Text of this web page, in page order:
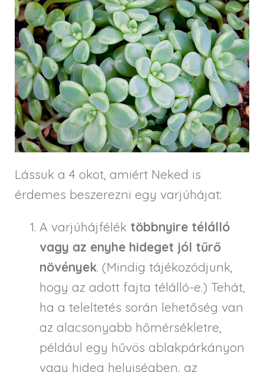
Lássuk a 4 okot, amiért Neked is
érdemes beszerezni egy varjúhájat:
A varjúhájfélék többnyire télálló
vagy az enyhe hideget jól tűrő
növények. (Mindig tájékozódjunk,
hogy az adott fajta télálló-e.) Tehát,
ha a teleltetés során lehetőség van
az alacsonyabb hőmérsékletre,
például egy hűvös ablakpárkányon
vagy hideg helyiségben, az